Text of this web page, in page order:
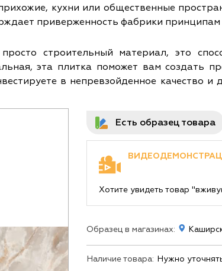
кухни или общественные
приверженность фабрики принципам
строительный материал, это
эта плитка поможет вам создать
станет настоящим украшением
Есть образец товара
Хотите увидеть товар
Образец в магазинах:
Наличие товара: Нужно